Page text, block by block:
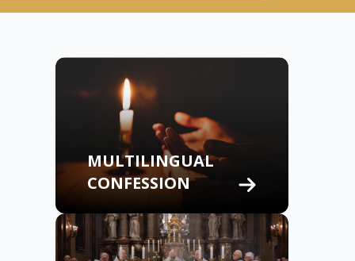
MULTILINGUAL
CONFESSION